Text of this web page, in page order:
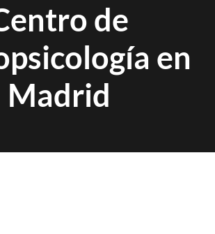
de
en
Madrid